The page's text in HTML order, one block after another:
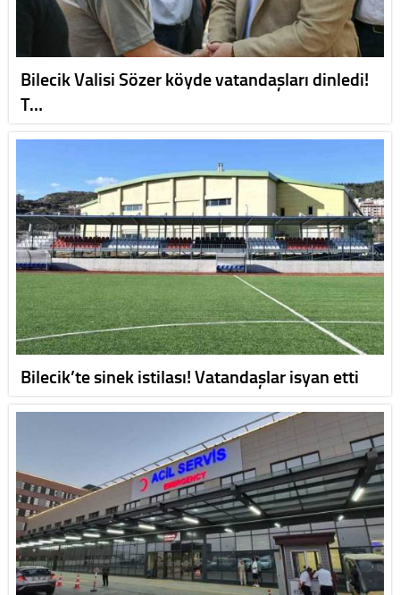
Bilecik Valisi Sözer köyde vatandaşları dinledi!
T…
Bilecik’te sinek istilası! Vatandaşlar isyan etti